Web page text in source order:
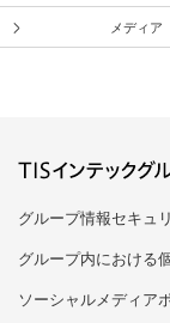
メディア
グループ情報セキュ
グループ内における
ソーシャルメディア